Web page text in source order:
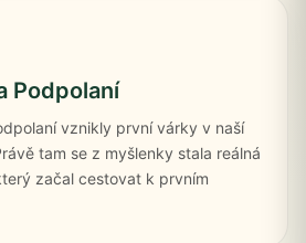
Podpolaní
vznikly první várky v naší
tam se z myšlenky stala reálná
začal cestovat k prvním